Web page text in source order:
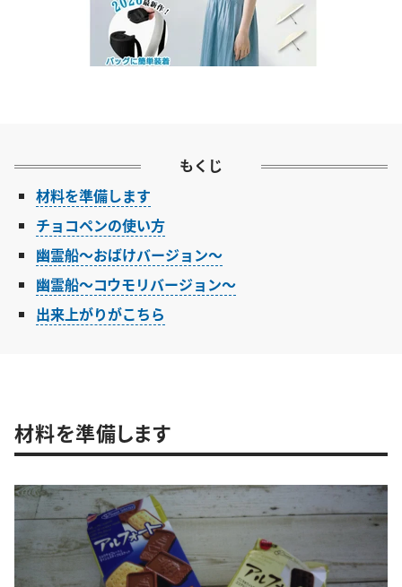
もくじ
材料を準備します
チョコペンの使い方
幽霊船～おばけバージョン～
幽霊船～コウモリバージョン～
出来上がりがこちら
材料を準備します